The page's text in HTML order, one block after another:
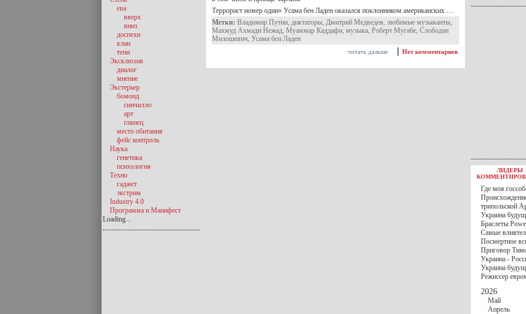
Террорист номер один» Усама бен Ладен оказался поклонником американских …
Метки: Владимир Путин, диктаторы, Дмитрий Медведев, любимые музыканты,
Махмуд Ахмади Нежад, Муаммар Каддафи, музыка, Роберт Мугабе, Слободан
Милошевич, Усама бен Ладен
Нет комментариев
читать дальше
ева
вверх
вниз
доспехи
клан
тени
Эксклюзив
диалог
мнение
Экстерьер
бомонд
синчилло
арт
глянец
место обитания
фейс контроль
Наука
генетика
психология
Техно
гаджет
экстрим
Industry 4.0
Программа и Манифест
Loading...
05 Января
Киев
30 Ноября С 1
30 Ноября
РФ
27 Ноября
ВВП
госбюджете
27 Ноября
Турции
17 Ноября
шестилетнего
16 Ноября
13 Ноября
10 Ноября
10 Ноября
особом статусе
03 Ноября
ЛИДЕРЫ
Где моя
трипольской
Украина
Браслеты
Самые
Посмертное
Приговор
Украина -
Украина
Режиссер
2026
Май
Апрель